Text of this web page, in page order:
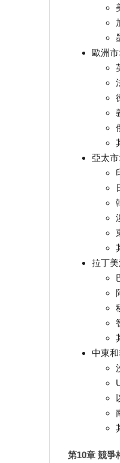
歐洲
亞太
拉丁
中東
第10章 競爭